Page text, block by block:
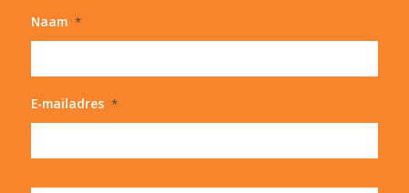
Naam *
E-mailadres *